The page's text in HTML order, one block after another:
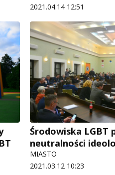
2021.04.14 12:51
Środowiska LGBT
neutralności
MIASTO
2021.03.12 10:23